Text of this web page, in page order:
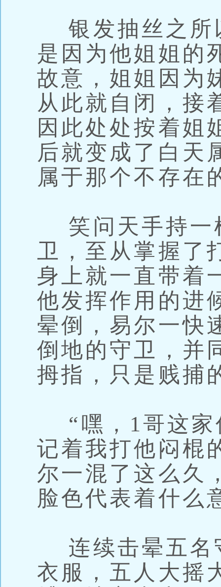
银发抽丝之所
是因为他姐姐的
故意，姐姐因为
从此就自闭，接
因此处处按着姐
后就变成了白天
属于那个不存在
笑问天手持一
卫，至从掌握了
身上就一直带着
他发挥作用的进
晕倒，易尔一快
倒地的守卫，并
拇指，只是贱捕
“嘿，1哥这家
记着我打他闷棍
尔一混了这么久
脸色代表着什么
连续击晕五名
衣服，五人大摇